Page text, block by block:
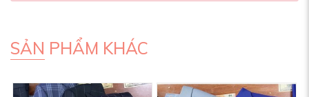
SẢN PHẨM KHÁC